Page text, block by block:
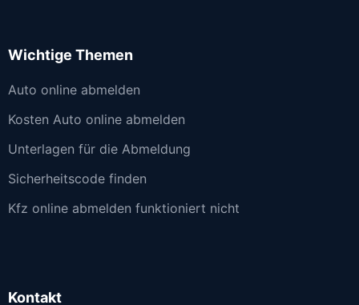
Wichtige Themen
Auto online abmelden
Kosten Auto online abmelden
Unterlagen für die Abmeldung
Sicherheitscode finden
Kfz online abmelden funktioniert nicht
Kontakt